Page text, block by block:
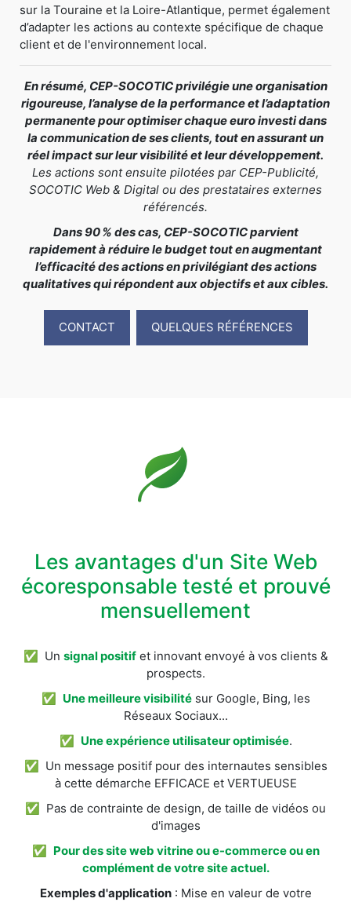
sur la Touraine et la Loire-Atlantique, permet également
d’adapter les actions au contexte spécifique de chaque
client et de l'environnement local.
En résumé, CEP-SOCOTIC privilégie une organisation
rigoureuse, l’analyse de la performance et l’adaptation
permanente pour optimiser chaque euro investi dans
la communication de ses clients, tout en assurant un
réel impact sur leur visibilité et leur développement.
Les actions sont ensuite pilotées par CEP-Publicité,
SOCOTIC Web & Digital ou des prestataires externes
référencés.
Dans 90 % des cas, CEP-SOCOTIC parvient
rapidement à réduire le budget tout en augmentant
l’efficacité des actions en privilégiant des actions
qualitatives qui répondent aux objectifs et aux cibles.
CONTACT QUELQUES RÉFÉRENCES
Les avantages d'un Site Web
écoresponsable testé et prouvé
mensuellement
✅ Un signal positifet innovant envoyé à vos clients &
prospects.
✅ Une meilleure visibilitésur Google, Bing, les
Réseaux Sociaux...
✅ Une expérience utilisateur optimisée.
✅ Un message positif pour des internautes sensibles
à cette démarche EFFICACE et VERTUEUSE
✅ Pas de contrainte de design, de taille de vidéos ou
d'images
✅ Pour des site web vitrine ou e-commerce ou en
complément de votre site actuel.
Exemples d'application: Mise en valeur de votre